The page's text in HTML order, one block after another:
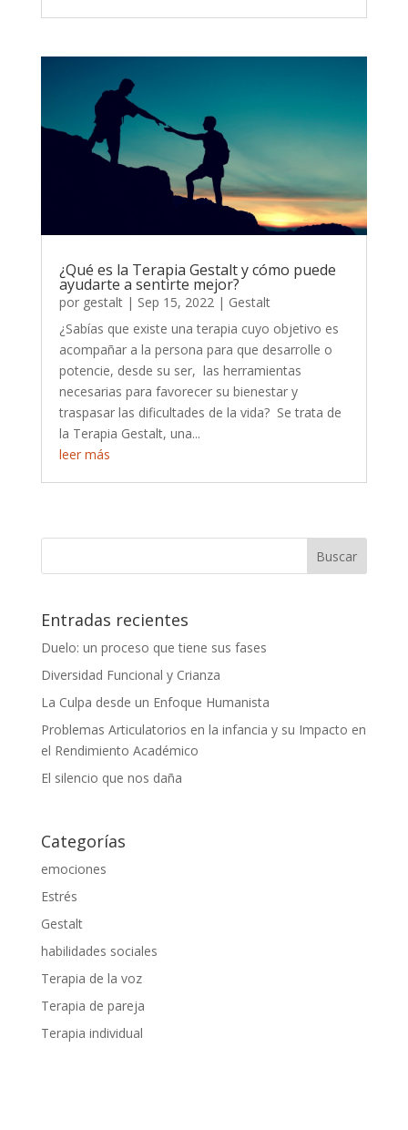
¿Qué es la Terapia Gestalt y cómo puede
ayudarte a sentirte mejor?
por gestalt| Sep 15, 2022| Gestalt
¿Sabías que existe una terapia cuyo objetivo es
acompañar a la persona para que desarrolle o
potencie, desde su ser, las herramientas
necesarias para favorecer su bienestar y
traspasar las dificultades de la vida? Se trata de
la Terapia Gestalt, una...
leer más
Entradas recientes
Duelo: un proceso que tiene sus fases
Diversidad Funcional y Crianza
La Culpa desde un Enfoque Humanista
Problemas Articulatorios en la infancia y su Impacto en
el Rendimiento Académico
El silencio que nos daña
Categorías
emociones
Estrés
Gestalt
habilidades sociales
Terapia de la voz
Terapia de pareja
Terapia individual